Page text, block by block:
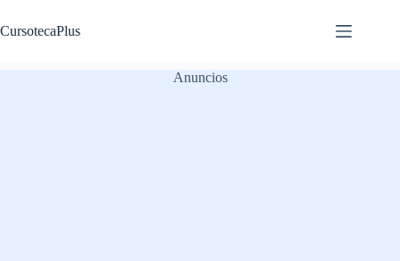
al
contenido
CursotecaPlus
Anuncios